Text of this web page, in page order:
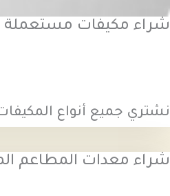
شراء مكيفات مستعملة
نشتري جميع أنواع
شراء معدات المطاعم